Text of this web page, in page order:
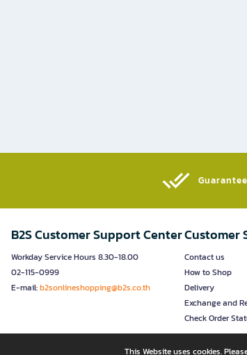
B2S Customer Support Center
Workday Service Hours 8.30-18.00
02-115-0999
E-mail:b2sonlineshopping@b2s.co.th
Customer
Contact us
How to Shop
Delivery
Exchange and
Check Order
This Website uses cookies.